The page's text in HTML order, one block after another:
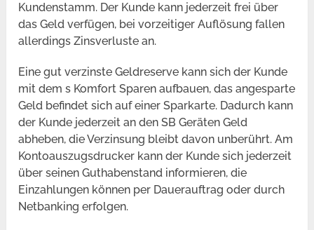
Kundenstamm. Der Kunde kann jederzeit frei über
das Geld verfügen, bei vorzeitiger Auflösung fallen
allerdings Zinsverluste an.
Eine gut verzinste Geldreserve kann sich der Kunde
mit dem s Komfort Sparen aufbauen, das angesparte
Geld befindet sich auf einer Sparkarte. Dadurch kann
der Kunde jederzeit an den SB Geräten Geld
abheben, die Verzinsung bleibt davon unberührt. Am
Kontoauszugsdrucker kann der Kunde sich jederzeit
über seinen Guthabenstand informieren, die
Einzahlungen können per Dauerauftrag oder durch
Netbanking erfolgen.